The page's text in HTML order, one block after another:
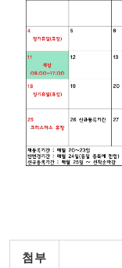
첨부